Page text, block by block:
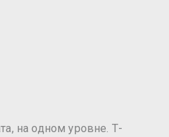
на одном уровне. Т-